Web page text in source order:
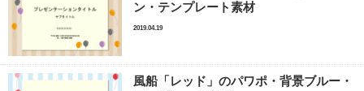
ン・テンプレート素材
2019.04.19
風船「レッド」のパワポ・背景ブルー・